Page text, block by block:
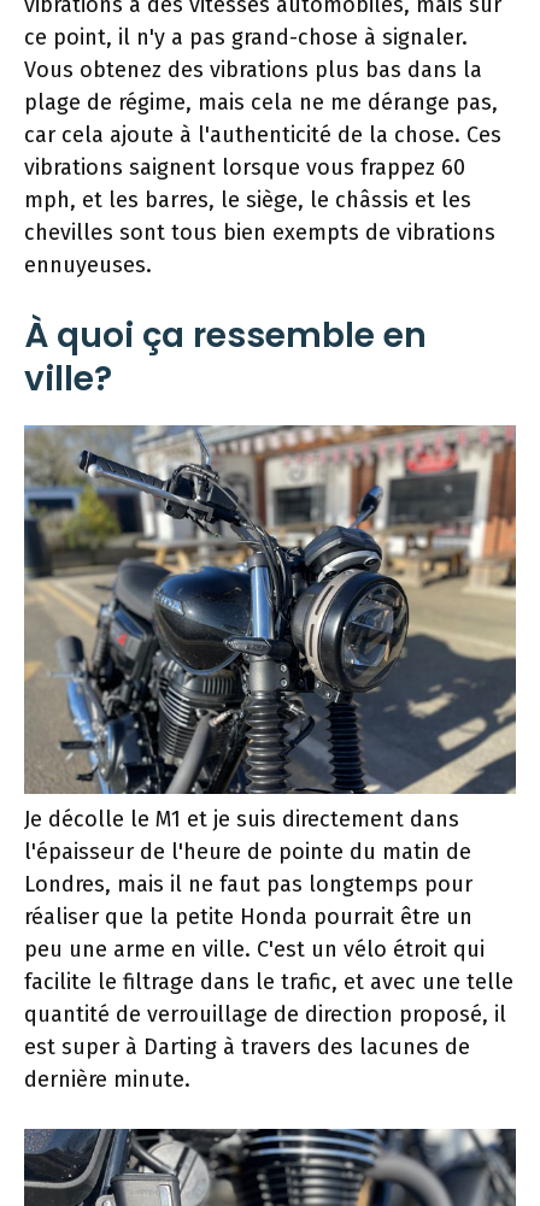
ce point, il n'y a pas grand-chose à signaler.
Vous obtenez des vibrations plus bas dans la
plage de régime, mais cela ne me dérange pas,
car cela ajoute à l'authenticité de la chose. Ces
vibrations saignent lorsque vous frappez 60
mph, et les barres, le siège, le châssis et les
chevilles sont tous bien exempts de vibrations
ennuyeuses.
À quoi ça ressemble en
ville?
Je décolle le M1 et je suis directement dans
l'épaisseur de l'heure de pointe du matin de
Londres, mais il ne faut pas longtemps pour
réaliser que la petite Honda pourrait être un
peu une arme en ville. C'est un vélo étroit qui
facilite le filtrage dans le trafic, et avec une telle
quantité de verrouillage de direction proposé, il
est super à Darting à travers des lacunes de
dernière minute.